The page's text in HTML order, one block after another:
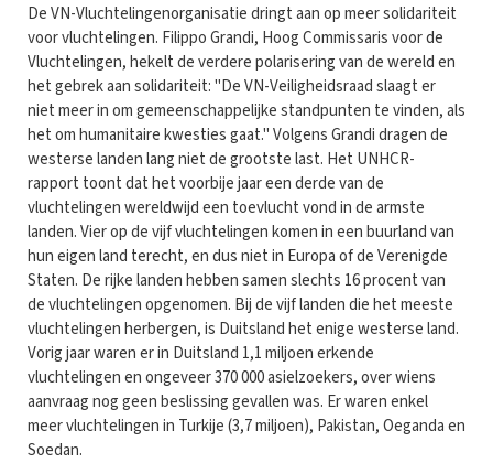
De VN-Vluchtelingenorganisatie dringt aan op meer solidariteit
voor vluchtelingen. Filippo Grandi, Hoog Commissaris voor de
Vluchtelingen, hekelt de verdere polarisering van de wereld en
het gebrek aan solidariteit: "De VN-Veiligheidsraad slaagt er
niet meer in om gemeenschappelijke standpunten te vinden, als
het om humanitaire kwesties gaat." Volgens Grandi dragen de
westerse landen lang niet de grootste last. Het UNHCR-
rapport toont dat het voorbije jaar een derde van de
vluchtelingen wereldwijd een toevlucht vond in de armste
landen. Vier op de vijf vluchtelingen komen in een buurland van
hun eigen land terecht, en dus niet in Europa of de Verenigde
Staten. De rijke landen hebben samen slechts 16 procent van
de vluchtelingen opgenomen. Bij de vijf landen die het meeste
vluchtelingen herbergen, is Duitsland het enige westerse land.
Vorig jaar waren er in Duitsland 1,1 miljoen erkende
vluchtelingen en ongeveer 370 000 asielzoekers, over wiens
aanvraag nog geen beslissing gevallen was. Er waren enkel
meer vluchtelingen in Turkije (3,7 miljoen), Pakistan, Oeganda en
Soedan.